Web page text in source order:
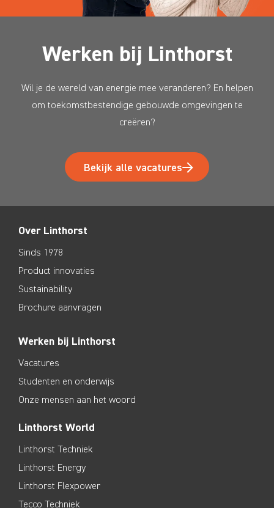
Werken bij Linthorst
Wil je de wereld van energie mee veranderen? En helpen
om toekomstbestendige gebouwde omgevingen te
creëren?
Bekijk alle vacatures
Over Linthorst
Sinds 1978
Product innovaties
Sustainability
Brochure aanvragen
Werken bij Linthorst
Vacatures
Studenten en onderwijs
Onze mensen aan het woord
Linthorst World
Linthorst Techniek
Linthorst Energy
Linthorst Flexpower
Tecco Techniek